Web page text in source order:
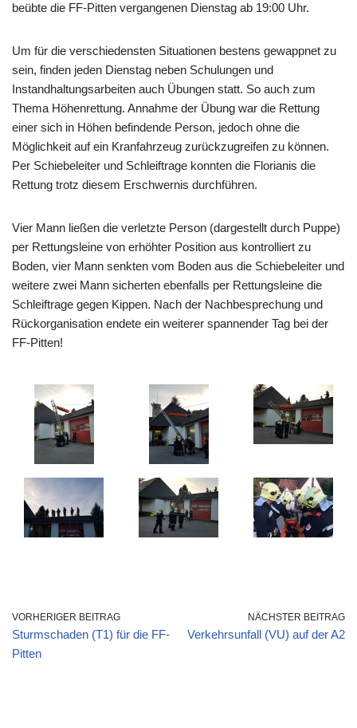
beübte die FF-Pitten vergangenen Dienstag ab 19:00 Uhr.
Um für die verschiedensten Situationen bestens gewappnet zu
sein, finden jeden Dienstag neben Schulungen und
Instandhaltungsarbeiten auch Übungen statt. So auch zum
Thema Höhenrettung. Annahme der Übung war die Rettung
einer sich in Höhen befindende Person, jedoch ohne die
Möglichkeit auf ein Kranfahrzeug zurückzugreifen zu können.
Per Schiebeleiter und Schleiftrage konnten die Florianis die
Rettung trotz diesem Erschwernis durchführen.
Vier Mann ließen die verletzte Person (dargestellt durch Puppe)
per Rettungsleine von erhöhter Position aus kontrolliert zu
Boden, vier Mann senkten vom Boden aus die Schiebeleiter und
weitere zwei Mann sicherten ebenfalls per Rettungsleine die
Schleiftrage gegen Kippen. Nach der Nachbesprechung und
Rückorganisation endete ein weiterer spannender Tag bei der
FF-Pitten!
VORHERIGER BEITRAG
Sturmschaden (T1) für die FF-
Pitten
NÄCHSTER BEITRAG
Verkehrsunfall (VU) auf der A2